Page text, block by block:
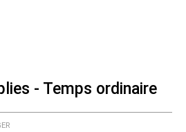
- Temps ordinaire